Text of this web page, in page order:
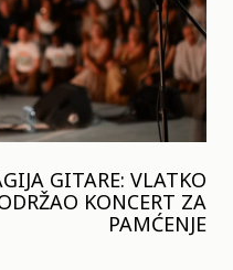
GITARE: VLATKO
KONCERT ZA
PAMĆENJE